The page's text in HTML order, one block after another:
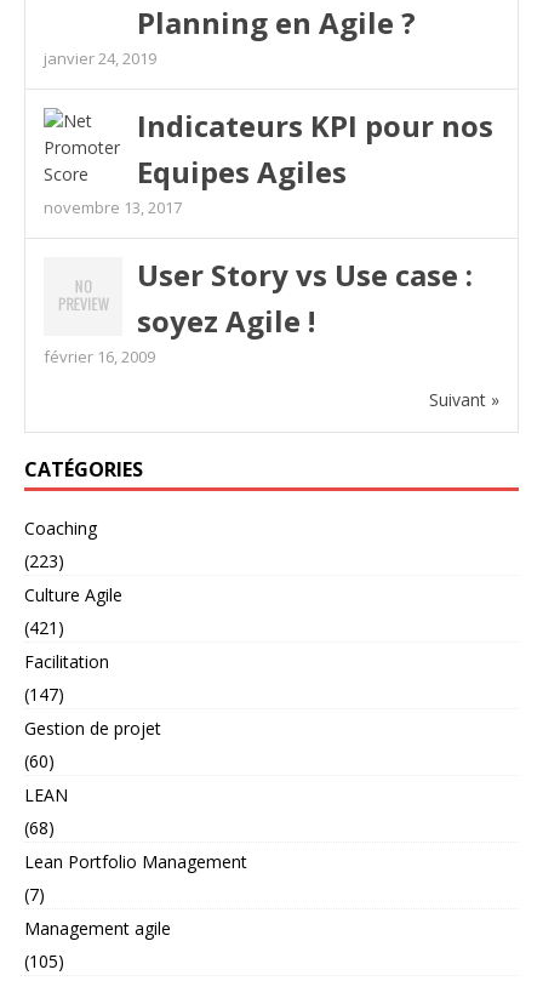
Planning en Agile ?
janvier 24, 2019
Indicateurs KPI pour nos
Equipes Agiles
novembre 13, 2017
User Story vs Use case :
soyez Agile !
février 16, 2009
Suivant »
CATÉGORIES
Coaching
(223)
Culture Agile
(421)
Facilitation
(147)
Gestion de projet
(60)
LEAN
(68)
Lean Portfolio Management
(7)
Management agile
(105)